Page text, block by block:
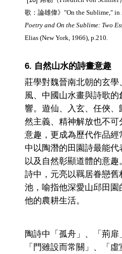
歌：論雄偉》"On the Sublime," in
Poetry and On the Sublime: Two
Elias (New York, 1966), p.210.
6. 自然山水的詩畫意趣
莊學對魏晉南北朝的玄學
風、中國山水畫與詩歌的
響。遊仙、入玄、任俠、
然主義、精神解放也不可
意趣，更成為歷代作品
中以陶潛的田園詩最能代
以及自然彰顯道體的意
詩中，元亮以羈居眷戀舊
池，喻指他深愛山邱田園
他的農耕生活。
陶詩中「孤舟」、「荊扉
「門雖設而常關」、「